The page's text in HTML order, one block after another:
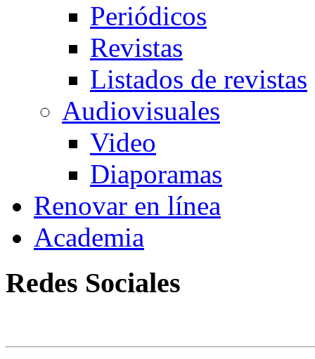
Periódicos
Revistas
Listados de revistas
Audiovisuales
Video
Diaporamas
Renovar en línea
Academia
Redes Sociales